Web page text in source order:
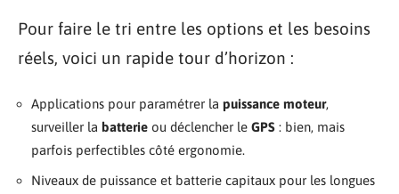
Pour faire le tri entre les options et les besoins
réels, voici un rapide tour d’horizon :
Applications pour paramétrer la puissance moteur,
surveiller la batterie ou déclencher le GPS : bien, mais
parfois perfectibles côté ergonomie.
Niveaux de puissance et batterie capitaux pour les longues